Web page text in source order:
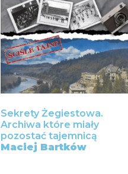
Sekrety Żegiestowa.
Archiwa które miały
pozostać tajemnicą
Maciej Bartków